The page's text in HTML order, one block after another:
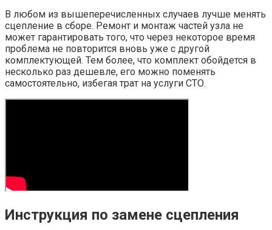
В любом из вышеперечисленных случаев лучше менять
сцепление в сборе. Ремонт и монтаж частей узла не
может гарантировать того, что через некоторое время
проблема не повторится вновь уже с другой
комплектующей. Тем более, что комплект обойдется в
несколько раз дешевле, его можно поменять
самостоятельно, избегая трат на услуги СТО.
Инструкция по замене сцепления